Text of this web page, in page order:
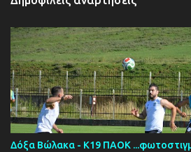
Δόξα Βώλακα - Κ19 ΠΑΟΚ